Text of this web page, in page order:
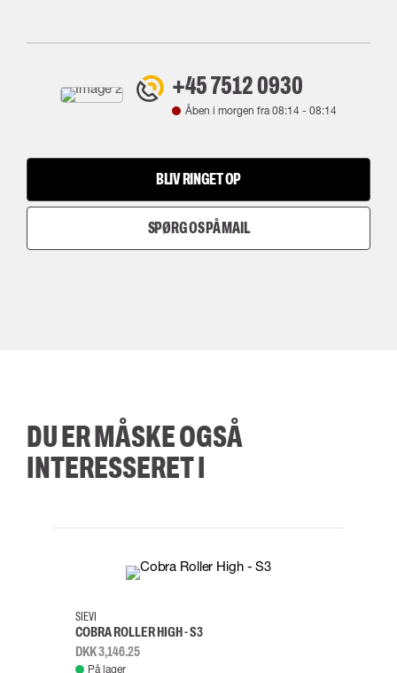
+45 7512 0930
Åben i morgen fra08:14 - 08:14
BLIV RINGET OP
SPØRG OS PÅ MAIL
DU ER MÅSKE OGSÅ
INTERESSERET I
38
SIEVI
COBRA ROLLER HIGH - S3
DKK 3,146.25
På lager